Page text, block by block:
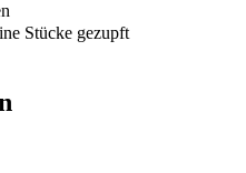
Stücke gezupft